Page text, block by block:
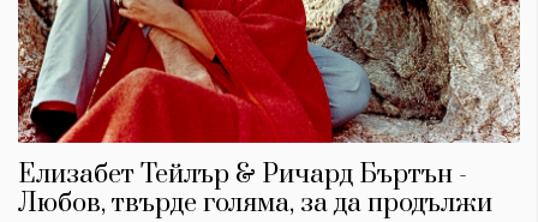
Елизабет Тейлър & Ричард Бъртън -
Любов, твърде голяма, за да продължи